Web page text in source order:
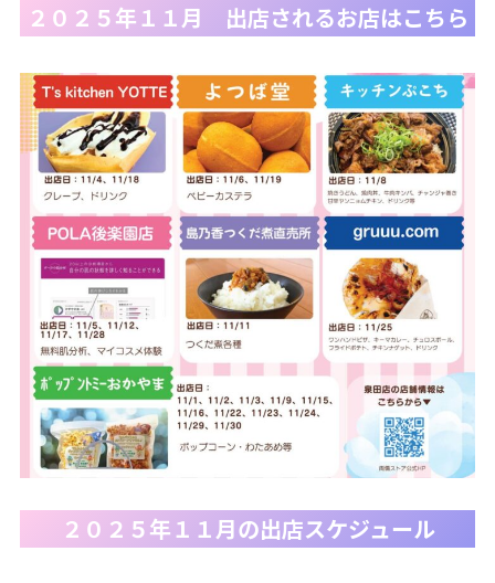
２０２５年１１月 出店されるお店はこちら
２０２５年１１月の出店スケジュール